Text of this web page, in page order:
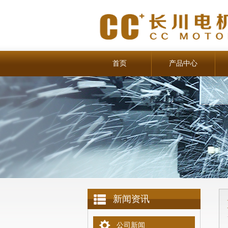
首页 产品中心
新闻资讯
公司新闻